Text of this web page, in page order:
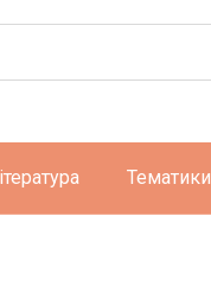
Тематики